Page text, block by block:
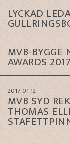
LYCKAD
MVB-
AWARDS 2017
2017-01-12
MVB SYD
THOMAS